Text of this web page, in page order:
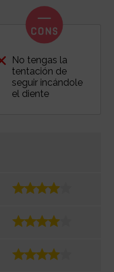
No tengas la
tentación de
seguir incándole
el diente